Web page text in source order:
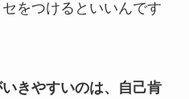
をつけるといいんです
きやすいのは、自己肯